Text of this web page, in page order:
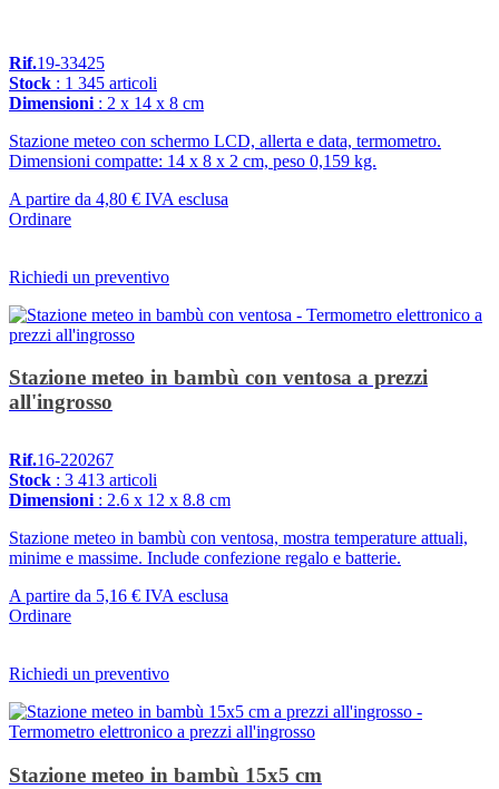
Rif.19-33425
Stock : 1 345 articoli
Dimensioni : 2 x 14 x 8 cm
Stazione meteo con schermo LCD, allerta e data, termometro.
Dimensioni compatte: 14 x 8 x 2 cm, peso 0,159 kg.
A partire da 4,80 € IVA esclusa
Ordinare
Richiedi un preventivo
Stazione meteo in bambù con ventosa a prezzi
all'ingrosso
Rif.16-220267
Stock : 3 413 articoli
Dimensioni : 2.6 x 12 x 8.8 cm
Stazione meteo in bambù con ventosa, mostra temperature attuali,
minime e massime. Include confezione regalo e batterie.
A partire da 5,16 € IVA esclusa
Ordinare
Richiedi un preventivo
Stazione meteo in bambù 15x5 cm